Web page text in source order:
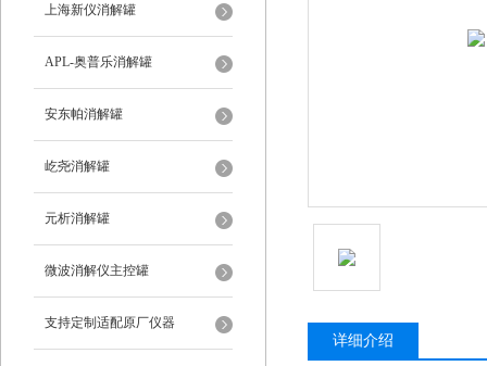
上海新仪消解罐
APL-奥普乐消解罐
安东帕消解罐
屹尧消解罐
元析消解罐
微波消解仪主控罐
支持定制适配原厂仪器
详细介绍